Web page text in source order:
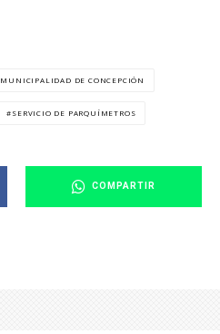
MUNICIPALIDAD DE CONCEPCIÓN
SERVICIO DE PARQUÍMETROS
COMPARTIR